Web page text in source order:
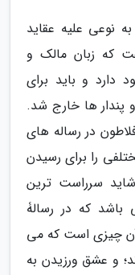
نوعی علیه عقاید
که زبان مالک و
و باید برای
پندار ها خارج شد.
در رساله های
را برای رسیدن
سرراست ترین
که در رسالۀ
چیزی است که می
و عشق ورزیدن به